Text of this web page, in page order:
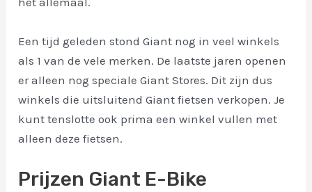
Een tijd geleden stond Giant nog in veel winkels
als 1 van de vele merken. De laatste jaren openen
er alleen nog speciale Giant Stores. Dit zijn dus
winkels die uitsluitend Giant fietsen verkopen. Je
kunt tenslotte ook prima een winkel vullen met
alleen deze fietsen.
Prijzen Giant E-Bike